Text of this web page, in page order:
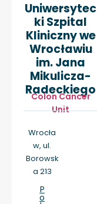
Uniwersytec
ki Szpital
Kliniczny we
Wrocławiu
im. Jana
Mikulicza-
Radeckiego
Colon Cancer
Unit
Wrocła
w, ul.
Borowsk
a 213
P
o